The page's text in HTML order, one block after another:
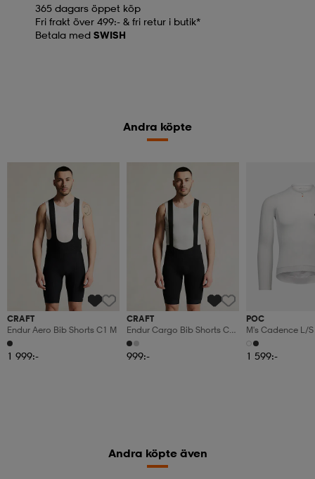
365 dagars öppet köp
Fri frakt över 499:- & fri retur i butik*
Betala med SWISH
Andra köpte
CRAFT
Endur Aero Bib Shorts C1 M
1 999:-
CRAFT
Endur Cargo Bib Shorts C3
M
999:-
POC
M's Cadence L/s
1 599:-
Andra köpte även